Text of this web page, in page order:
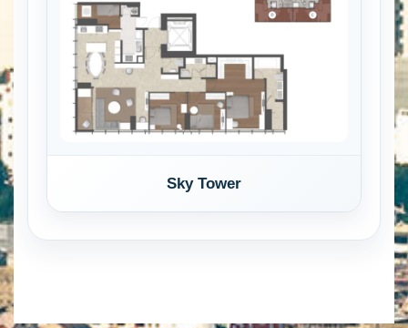
Sky Tower